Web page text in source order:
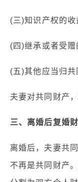
(三)知识产权的收
(四)继承或者受赠
(五)其他应当归共
夫妻对共同财产
三、离婚后复婚
离婚后，夫妻共
不再是共同财产